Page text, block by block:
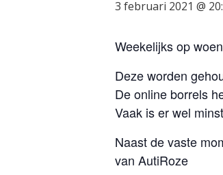
3 februari 2021 @
Weekelijks op
Deze worden
De online borrels
Vaak is er wel
Naast de vaste
van AutiRoze